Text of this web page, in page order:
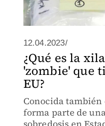
12.04.2023/
¿Qué es la
'zombie' que
EU?
Conocida
forma parte de